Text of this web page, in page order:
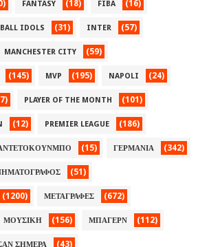
FANTASY (18) FIBA (16)
IDOLS (31) INTER (57)
MANCHESTER CITY (59)
(145) MVP (195) NAPOLI (24)
PLAYER OF THE MONTH (101)
(12) PREMIER LEAGUE (186)
(15) ΓΕΡΜΑΝΙΑ (342)
(51)
(1200) ΜΕΤΑΓΡΑΦΕΣ (672)
ΜΟΥΣΙΚΗ (156) ΜΠΑΓΕΡΝ (112)
ΣΗΜΕΡΑ (43)